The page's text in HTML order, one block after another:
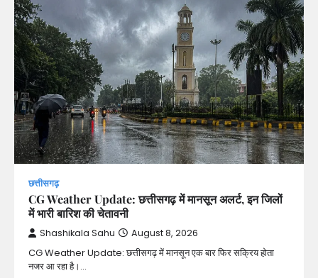
छत्तीसगढ़
CG Weather Update: छत्तीसगढ़ में मानसून अलर्ट, इन जिलों
में भारी बारिश की चेतावनी
Shashikala Sahu August 8, 2026
CG Weather Update: छत्तीसगढ़ में मानसून एक बार फिर सक्रिय होता
नजर आ रहा है।…